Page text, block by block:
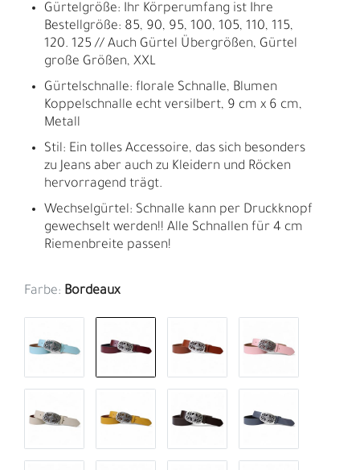
Gürtelgröße: Ihr Körperumfang ist Ihre
Bestellgröße: 85, 90, 95, 100, 105, 110, 115,
120. 125 // Auch Gürtel Übergrößen, Gürtel
große Größen, XXL
Gürtelschnalle: florale Schnalle, Blumen
Koppelschnalle echt versilbert, 9 cm x 6 cm,
Metall
Stil: Ein tolles Accessoire, das sich besonders
zu Jeans aber auch zu Kleidern und Röcken
hervorragend trägt.
Wechselgürtel: Schnalle kann per Druckknopf
gewechselt werden!! Alle Schnallen für 4 cm
Riemenbreite passen!
Farbe: Bordeaux